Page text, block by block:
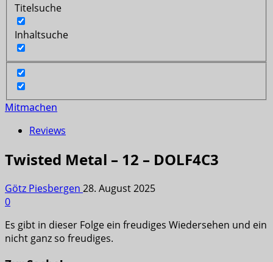
Titelsuche
Inhaltsuche
Mitmachen
Reviews
Twisted Metal – 12 – DOLF4C3
Götz Piesbergen 28. August 2025
0
Es gibt in dieser Folge ein freudiges Wiedersehen und ein
nicht ganz so freudiges.